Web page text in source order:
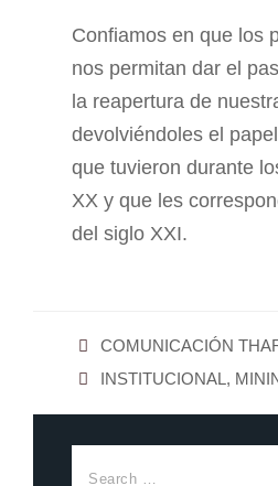
Confiamos en que los
nos permitan dar el
la reapertura de
devolviéndoles el
que tuvieron durante
XX y que les
del siglo XXI.
COMUNICACIÓN
INSTITUCIONAL ,